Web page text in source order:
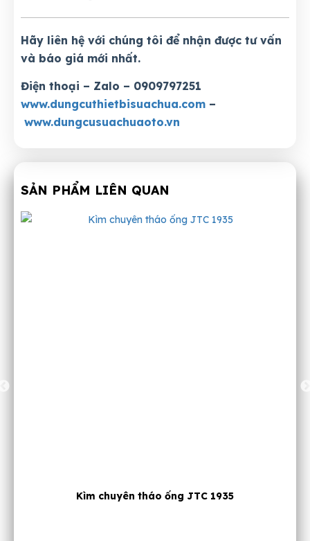
Hãy liên hệ với chúng tôi để nhận được tư vấn
và báo giá mới nhất.
Điện thoại – Zalo – 0909797251
www.dungcuthietbisuachua.com –
www.dungcusuachuaoto.vn
SẢN PHẨM LIÊN QUAN
Dụng cụ lấy long đền đồng béc dầu